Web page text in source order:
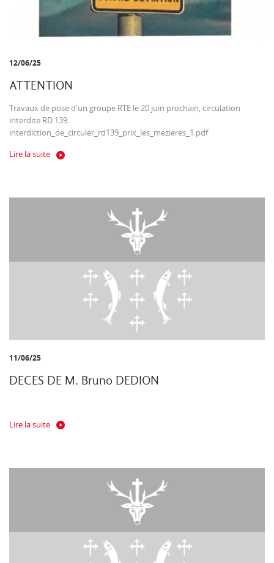
12/06/25
ATTENTION
Travaux de pose d'un groupe RTE le 20 juin prochain, circulation
interdite RD 139.
interdiction_de_circuler_rd139_prix_les_mezieres_1.pdf
Lire la suite
11/06/25
DECES DE M. Bruno DEDION
Lire la suite